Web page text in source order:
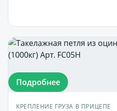
Подробнее
КРЕПЛЕНИЕ ГРУЗА В ПРИЦЕПЕ